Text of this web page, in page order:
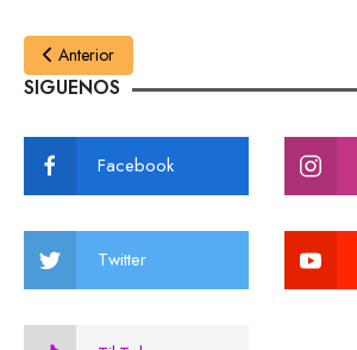
Anterior
SIGUENOS
Facebook
Twitter